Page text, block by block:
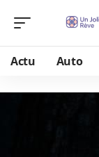
Actu Auto